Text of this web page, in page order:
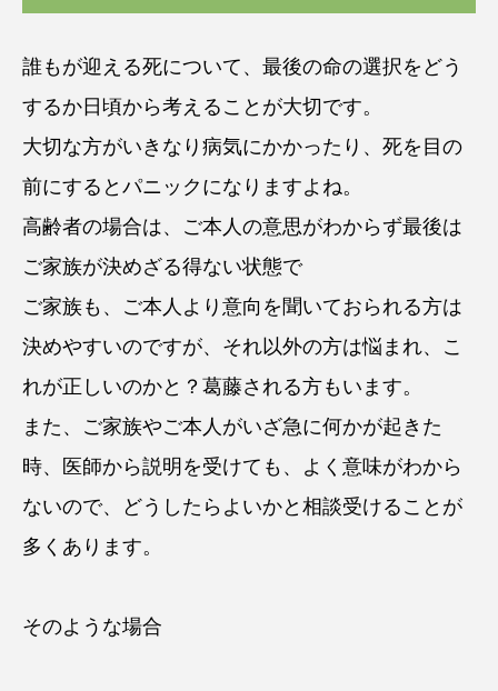
誰もが迎える死について、最後の命の選択をどう
するか日頃から考えることが大切です。
大切な方がいきなり病気にかかったり、死を目の
前にするとパニックになりますよね。
高齢者の場合は、ご本人の意思がわからず最後は
ご家族が決めざる得ない状態で
ご家族も、ご本人より意向を聞いておられる方は
決めやすいのですが、それ以外の方は悩まれ、こ
れが正しいのかと？葛藤される方もいます。
また、ご家族やご本人がいざ急に何かが起きた
時、医師から説明を受けても、よく意味がわから
ないので、どうしたらよいかと相談受けることが
多くあります。
そのような場合